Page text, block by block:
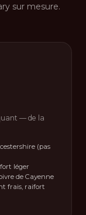
sur mesure.
— de la
(pas
léger
de Cayenne
frais, raifort